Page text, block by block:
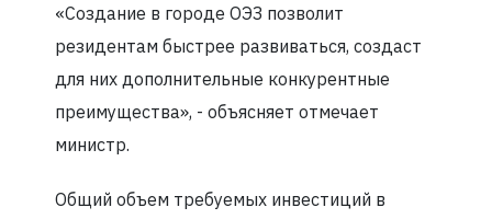
«Создание в городе ОЭЗ позволит
резидентам быстрее развиваться, создаст
для них дополнительные конкурентные
преимущества», - объясняет отмечает
министр.
Общий объем требуемых инвестиций в